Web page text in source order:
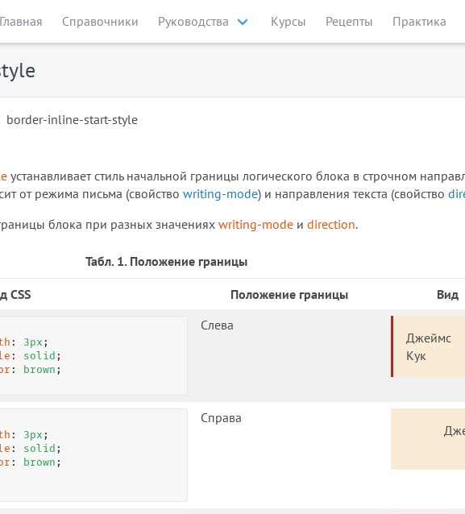
Главная Справочники Руководства Курсы Рецепты Практика
border-inline-start-style
устанавливает стиль начальной границы логического блока в строчном
от режима письма (свойство writing-mode) и направления текста (свойство
блока при разных значениях writing-mode и direction.
Табл. 1. Положение границы
CSS Положение границы Вид
: 3px ;
: solid ;
: brown ;
Слева
Джеймс
Кук
: 3px ;
: solid ;
: brown ;
Справа